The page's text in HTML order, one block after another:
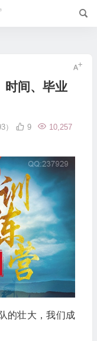
时间、毕业
10,257
9
的壮大，我们成